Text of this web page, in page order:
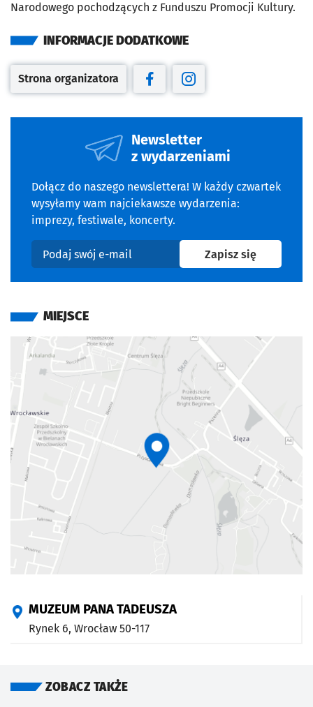
Narodowego pochodzących z Funduszu Promocji Kultury.
INFORMACJE DODATKOWE
Otwiera się w nowej karcie
Strona organizatora
Otwiera się w nowej karcie
Otwiera się w nowej
Newsletter
z wydarzeniami
Dołącz do naszego newslettera! W każdy czwartek
wysyłamy wam najciekawsze wydarzenia:
imprezy, festiwale, koncerty.
Podaj swój e-mail
Zapisz sięna
MIEJSCE
MUZEUM PANA TADEUSZA
Rynek 6, Wrocław 50-117
ZOBACZ TAKŻE